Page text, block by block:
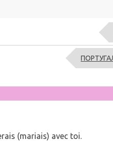
(mariais) avec toi.